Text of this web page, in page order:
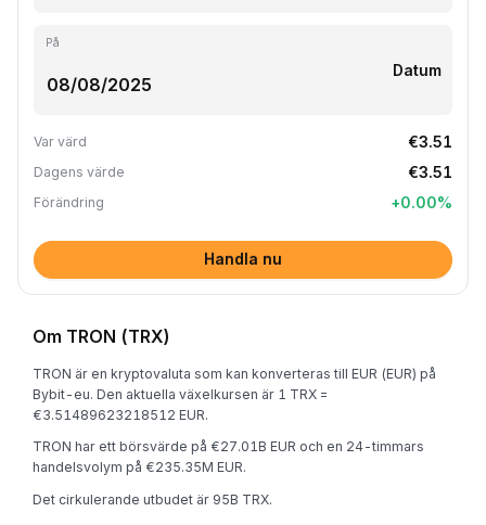
På
Datum
Var värd €3.51
Dagens värde €3.51
Förändring +0.00%
Handla nu
Om TRON (TRX)
TRON är en kryptovaluta som kan konverteras till EUR (EUR) på
Bybit-eu. Den aktuella växelkursen är 1 TRX =
€3.51489623218512 EUR.
TRON har ett börsvärde på €27.01B EUR och en 24-timmars
handelsvolym på €235.35M EUR.
Det cirkulerande utbudet är 95B TRX.